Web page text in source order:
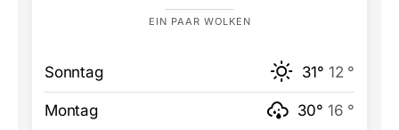
EIN PAAR WOLKEN
Sonntag 31° 12 °
Montag 30° 16 °